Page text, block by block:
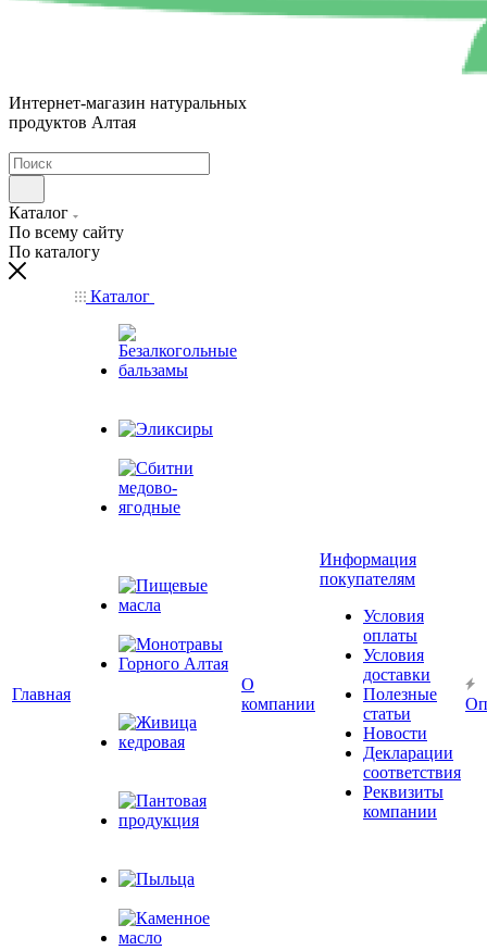
Интернет-магазин натуральных
продуктов Алтая
Каталог
По всему сайту
По каталогу
Главная
Каталог
О
компании
Информация
покупателям
Условия
оплаты
Условия
доставки
Полезные
статьи
Новости
Декларации
соответствия
Реквизиты
компании